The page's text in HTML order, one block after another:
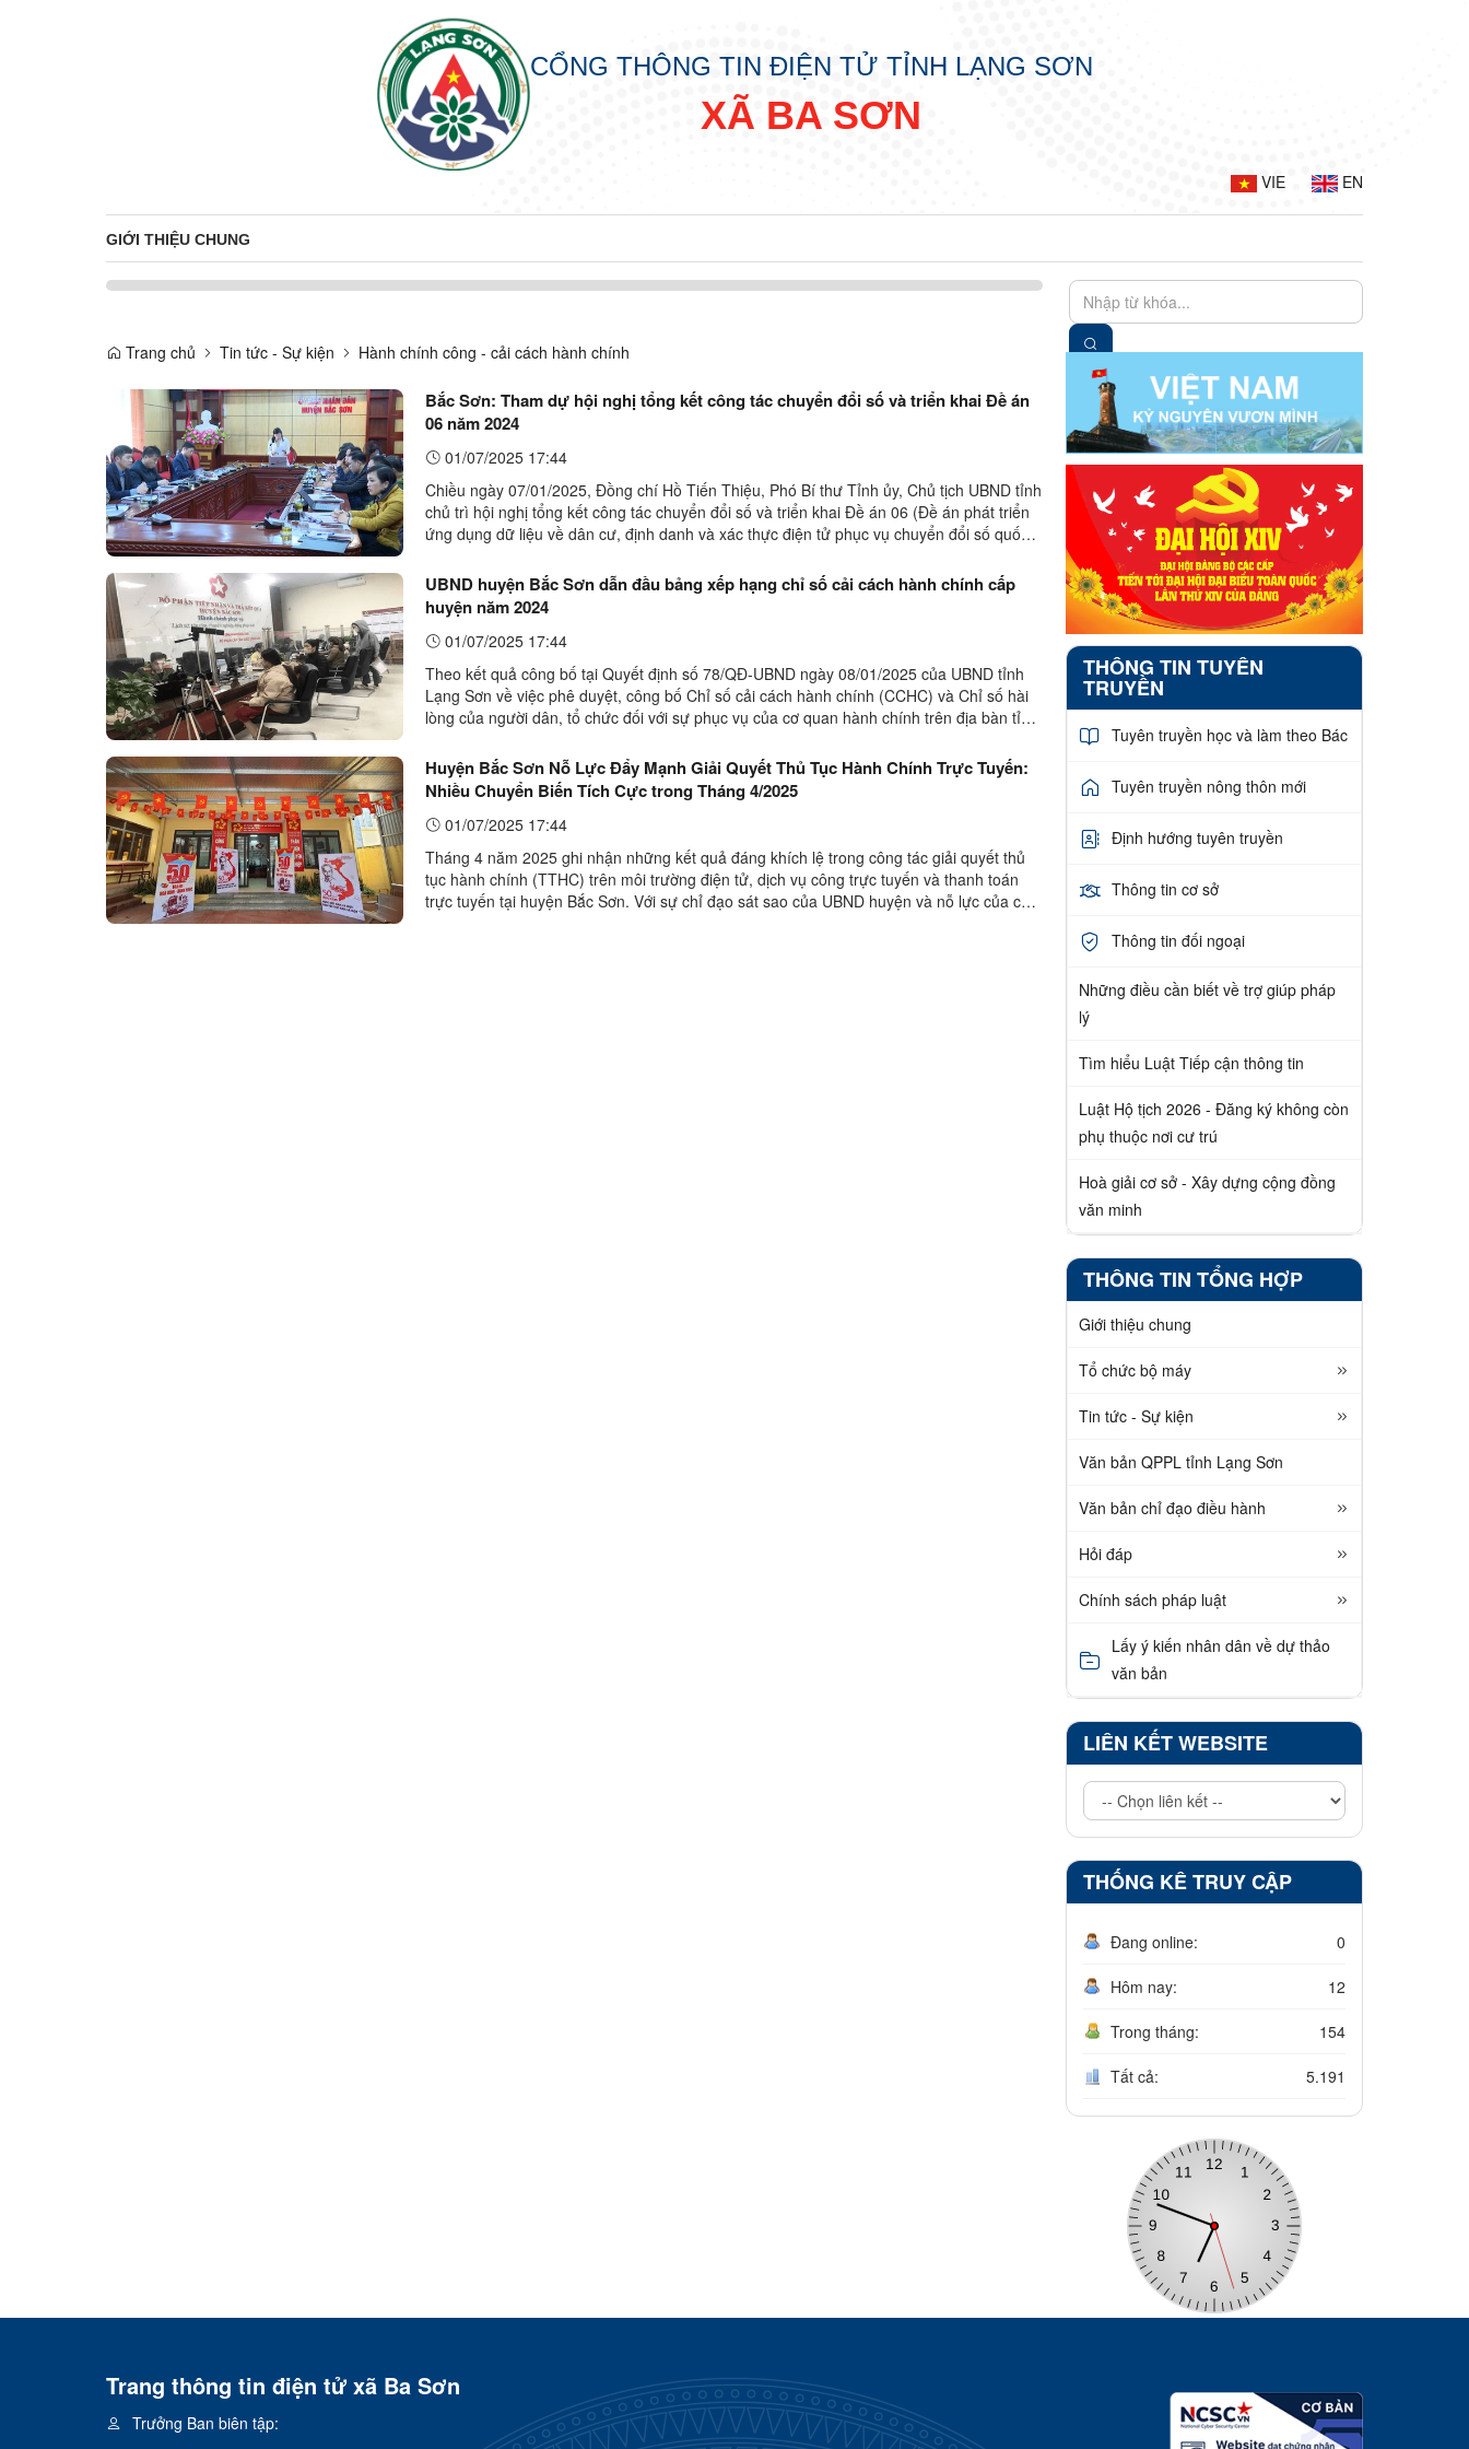
CỔNG THÔNG TIN ĐIỆN TỬ TỈNH LẠNG SƠN
XÃ BA SƠN
VIE EN
GIỚI THIỆU CHUNG
Trang chủ Tin tức - Sự kiện Hành chính công - cải cách hành chính
Bắc Sơn: Tham dự hội nghị tổng kết công tác chuyển đổi số và triển khai Đề án
06 năm 2024
01/07/2025 17:44
Chiều ngày 07/01/2025, Đồng chí Hồ Tiến Thiệu, Phó Bí thư Tỉnh ủy, Chủ tịch UBND tỉnh
chủ trì hội nghị tổng kết công tác chuyển đổi số và triển khai Đề án 06 (Đề án phát triển
ứng dụng dữ liệu về dân cư, định danh và xác thực điện tử phục vụ chuyển đổi số quốc
UBND huyện Bắc Sơn dẫn đầu bảng xếp hạng chỉ số cải cách hành chính cấp
huyện năm 2024
01/07/2025 17:44
Theo kết quả công bố tại Quyết định số 78/QĐ-UBND ngày 08/01/2025 của UBND tỉnh
Lạng Sơn về việc phê duyệt, công bố Chỉ số cải cách hành chính (CCHC) và Chỉ số hài
lòng của người dân, tổ chức đối với sự phục vụ của cơ quan hành chính trên địa bàn tỉnh
Huyện Bắc Sơn Nỗ Lực Đẩy Mạnh Giải Quyết Thủ Tục Hành Chính Trực Tuyến:
Nhiều Chuyển Biến Tích Cực trong Tháng 4/2025
01/07/2025 17:44
Tháng 4 năm 2025 ghi nhận những kết quả đáng khích lệ trong công tác giải quyết thủ
tục hành chính (TTHC) trên môi trường điện tử, dịch vụ công trực tuyến và thanh toán
trực tuyến tại huyện Bắc Sơn. Với sự chỉ đạo sát sao của UBND huyện và nỗ lực của các
THÔNG TIN TUYÊN
TRUYỀN
Tuyên truyền học và làm theo Bác
Tuyên truyền nông thôn mới
Định hướng tuyên truyền
Thông tin cơ sở
Thông tin đối ngoại
Những điều cần biết về trợ giúp pháp
lý
Tìm hiểu Luật Tiếp cận thông tin
Luật Hộ tịch 2026 - Đăng ký không còn
phụ thuộc nơi cư trú
Hoà giải cơ sở - Xây dựng cộng đồng
văn minh
THÔNG TIN TỔNG HỢP
Giới thiệu chung
Tổ chức bộ máy
Tin tức - Sự kiện
Văn bản QPPL tỉnh Lạng Sơn
Văn bản chỉ đạo điều hành
Hỏi đáp
Chính sách pháp luật
Lấy ý kiến nhân dân về dự thảo
văn bản
LIÊN KẾT WEBSITE
THỐNG KÊ TRUY CẬP
Đang online: 0
Hôm nay: 12
Trong tháng: 154
Tất cả: 5.191
Trang thông tin điện tử xã Ba Sơn
Trưởng Ban biên tập: